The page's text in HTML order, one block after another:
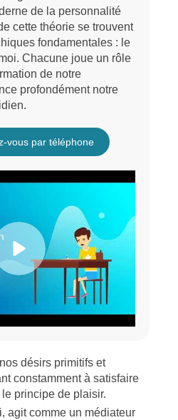
de la personnalité
cette théorie se trouvent
fondamentales : le
Chacune joue un rôle
de notre
profondément notre
vous par téléphone
désirs primitifs et
constamment à satisfaire
principe de plaisir.
agit comme un médiateur